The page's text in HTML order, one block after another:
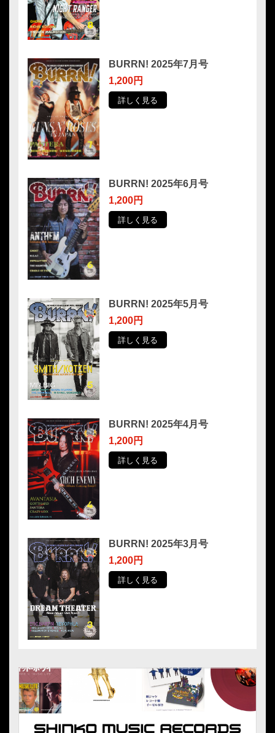
BURRN! 2025年7月号
1,200円
詳しく見る
BURRN! 2025年6月号
1,200円
詳しく見る
BURRN! 2025年5月号
1,200円
詳しく見る
BURRN! 2025年4月号
1,200円
詳しく見る
BURRN! 2025年3月号
1,200円
詳しく見る